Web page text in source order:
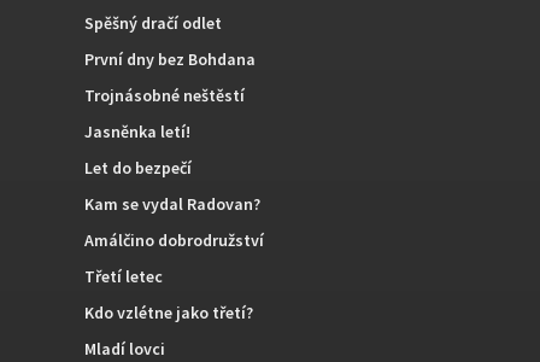
Spěšný dračí odlet
První dny bez Bohdana
Trojnásobné neštěstí
Jasněnka letí!
Let do bezpečí
Kam se vydal Radovan?
Amálčino dobrodružství
Třetí letec
Kdo vzlétne jako třetí?
Mladí lovci